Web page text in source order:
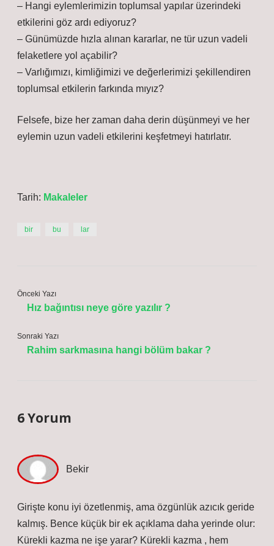
– Hangi eylemlerimizin toplumsal yapılar üzerindeki
etkilerini göz ardı ediyoruz?
– Günümüzde hızla alınan kararlar, ne tür uzun vadeli
felaketlere yol açabilir?
– Varlığımızı, kimliğimizi ve değerlerimizi şekillendiren
toplumsal etkilerin farkında mıyız?
Felsefe, bize her zaman daha derin düşünmeyi ve her
eylemin uzun vadeli etkilerini keşfetmeyi hatırlatır.
Tarih: Makaleler
bir bu lar
Önceki Yazı
Hız bağıntısı neye göre yazılır ?
Sonraki Yazı
Rahim sarkmasına hangi bölüm bakar ?
6 Yorum
Girişte konu iyi özetlenmiş, ama özgünlük azıcık geride
kalmış. Bence küçük bir ek açıklama daha yerinde olur:
Kürekli kazma ne işe yarar? Kürekli kazma , hem